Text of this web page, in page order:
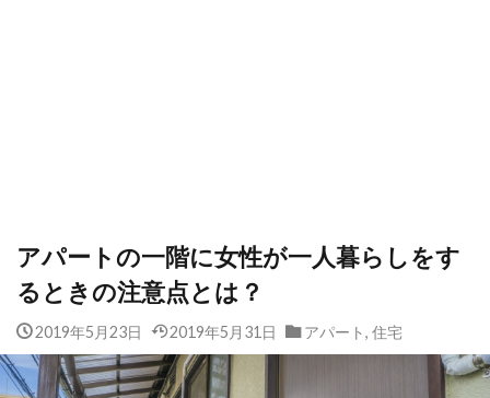
アパートの一階に女性が一人暮らしをす
るときの注意点とは？
2019年5月23日 2019年5月31日 アパート, 住宅